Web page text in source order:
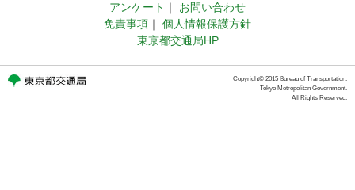
アンケート ｜
お問い合わせ
免責事項 ｜
個人情報保護方針
東京都交通局HP
Copyright© 2015 Bureau of Transportation.
Tokyo Metropolitan Government.
All Rights Reserved.